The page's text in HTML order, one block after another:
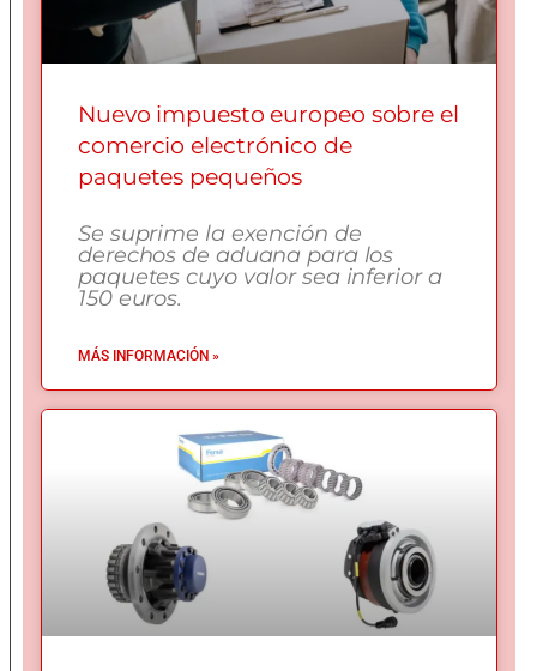
Nuevo impuesto europeo sobre el
comercio electrónico de
paquetes pequeños
Se suprime la exención de
derechos de aduana para los
paquetes cuyo valor sea inferior a
150 euros.
MÁS INFORMACIÓN »